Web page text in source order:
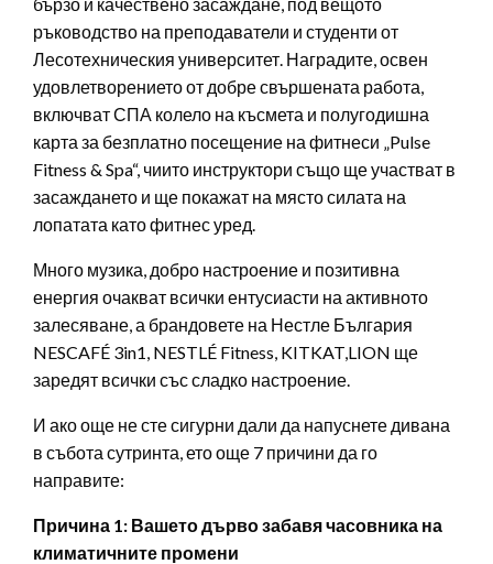
ръководство на преподаватели и студенти от
Лесотехническия университет. Наградите, освен
удовлетворението от добре свършената работа,
включват СПА колело на късмета и полугодишна
карта за безплатно посещение на фитнеси „Pulse
Fitness & Spa“, чиито инструктори също ще участват в
засаждането и ще покажат на място силата на
лопатата като фитнес уред.
Много музика, добро настроение и позитивна
енергия очакват всички ентусиасти на активното
залесяване, а брандовете на Нестле България
NESCAFÉ 3in1, NESTLÉ Fitness, KITKAT,LION ще
заредят всички със сладко настроение.
И ако още не сте сигурни дали да напуснете дивана
в събота сутринта, ето още 7 причини да го
направите:
Причина 1: Вашето дърво забавя часовника на
климатичните промени